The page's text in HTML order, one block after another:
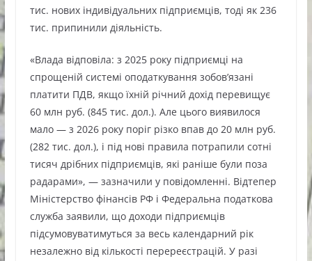
тис. нових індивідуальних підприємців, тоді як 236
тис. припинили діяльність.
«Влада відповіла: з 2025 року підприємці на
спрощеній системі оподаткування зобов’язані
платити ПДВ, якщо їхній річний дохід перевищує
60 млн руб. (845 тис. дол.). Але цього виявилося
мало — з 2026 року поріг різко впав до 20 млн руб.
(282 тис. дол.), і під нові правила потрапили сотні
тисяч дрібних підприємців, які раніше були поза
радарами», — зазначили у повідомленні. Відтепер
Міністерство фінансів РФ і Федеральна податкова
служба заявили, що доходи підприємців
підсумовуватимуться за весь календарний рік
незалежно від кількості перереєстрацій. У разі